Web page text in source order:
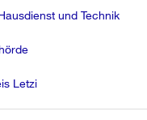
und Technik
Letzi